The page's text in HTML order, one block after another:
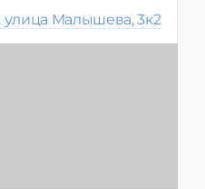
улица Малышева, 3к2